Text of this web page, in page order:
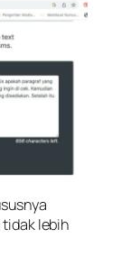
lebih